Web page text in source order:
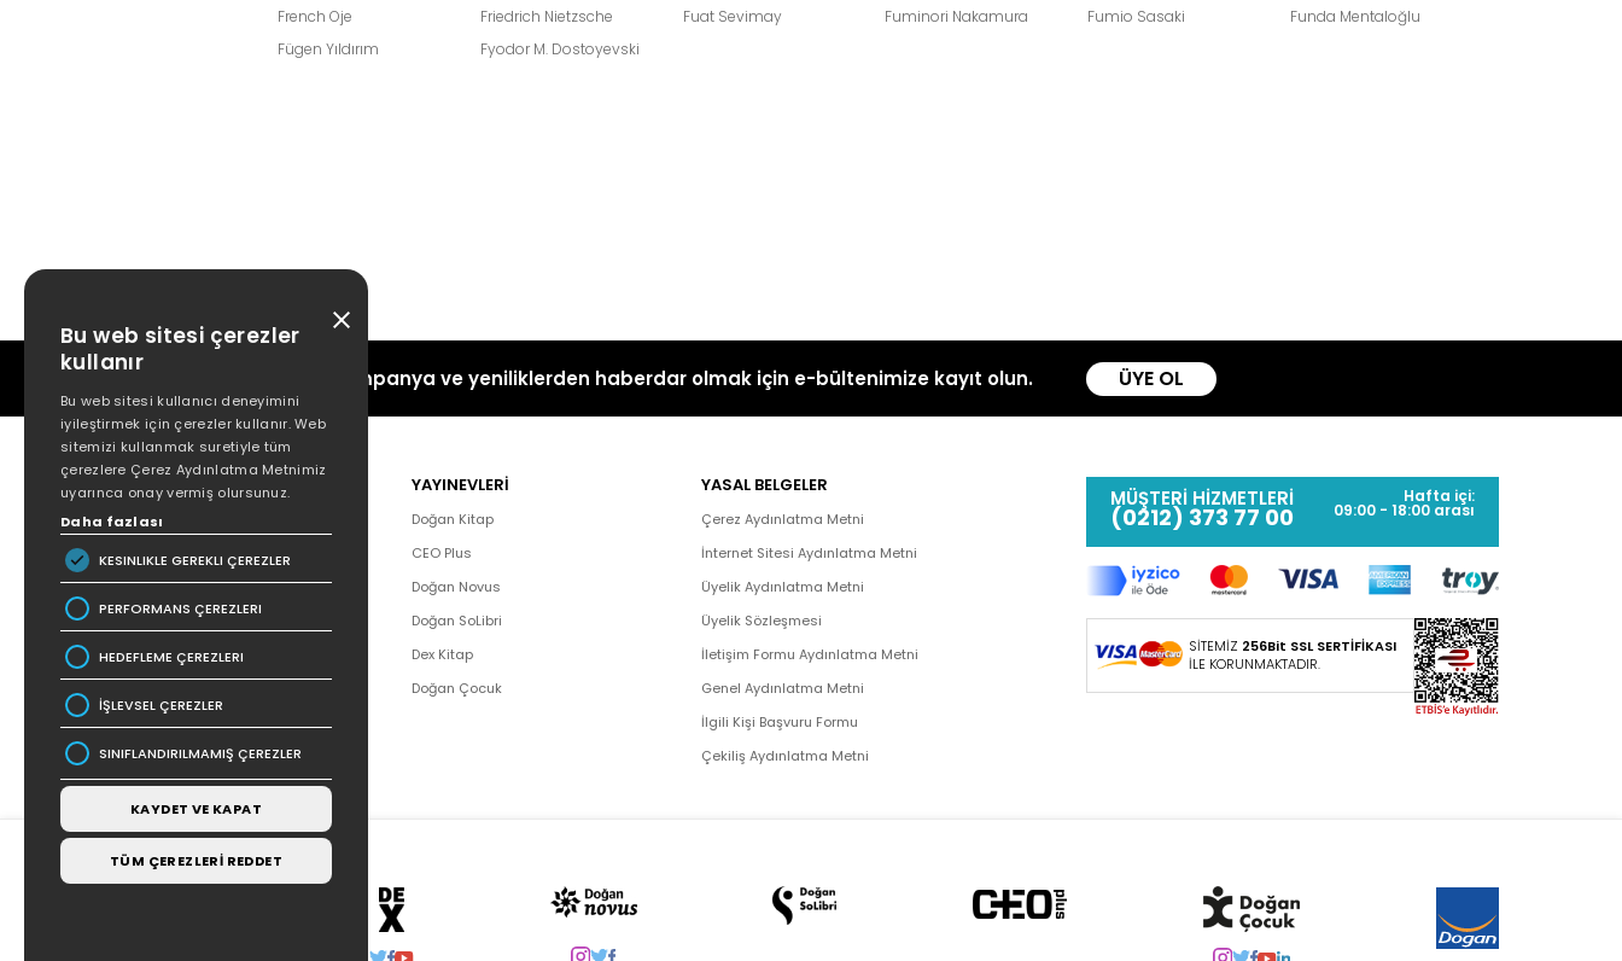
French Oje
Friedrich Nietzsche Fuat Sevimay Fuminori Nakamura Fumio Sasaki
Funda Mentaloğlu
Fügen Yıldırım
Fyodor M. Dostoyevski
Kampanya ve yeniliklerden haberdar olmak için e-bültenimize kayıt olun. ÜYE OL
POPÜLER
Hakkımızda
Yazar Listesi
İletişim
Bizden Haberler
YAYINEVLERİ
Doğan Kitap
CEO Plus
Doğan Novus
Doğan SoLibri
Dex Kitap
Doğan Çocuk
YASAL BELGELER
Çerez Aydınlatma Metni
İnternet Sitesi Aydınlatma Metni
Üyelik Aydınlatma Metni
Üyelik Sözleşmesi
İletişim Formu Aydınlatma Metni
Genel Aydınlatma Metni
İlgili Kişi Başvuru Formu
Çekiliş Aydınlatma Metni
MÜŞTERİ HİZMETLERİ
(0212) 373 77 00
Hafta içi:
09:00 - 18:00 arası
SİTEMİZ 256Bit SSL SERTİFİKASI
İLE KORUNMAKTADIR.
Bu web sitesi çerezler
kullanır
Bu web sitesi kullanıcı deneyimini
iyileştirmek için çerezler kullanır. Web
sitemizi kullanmak suretiyle tüm
çerezlere Çerez Aydınlatma Metnimiz
uyarınca onay vermiş olursunuz.
Daha fazlası
KESINLIKLE GEREKLI ÇEREZLER
PERFORMANS ÇEREZLERI
HEDEFLEME ÇEREZLERI
İŞLEVSEL ÇEREZLER
SINIFLANDIRILMAMIŞ ÇEREZLER
KAYDET VE KAPAT
TÜM ÇEREZLERİ REDDET